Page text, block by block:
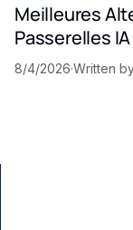
Meilleures
Passerelles
8/4/2026·Written